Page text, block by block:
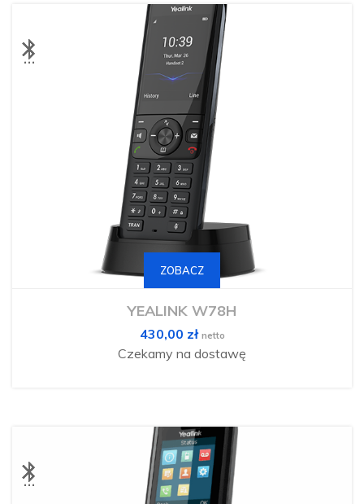
ZOBACZ
YEALINK W78H
430,00 zł netto
Czekamy na dostawę